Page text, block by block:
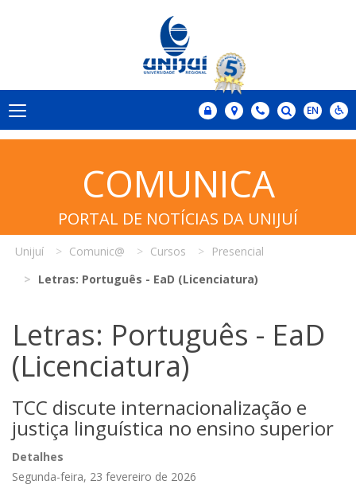
COMUNICA
PORTAL DE NOTÍCIAS DA UNIJUÍ
Unijuí Comunic@ Cursos
Presencial
Letras: Português - EaD (Licenciatura)
Letras: Português - EaD
(Licenciatura)
TCC discute internacionalização e
justiça linguística no ensino superior
Detalhes
Segunda-feira, 23 fevereiro de 2026